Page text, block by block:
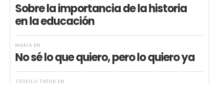
Sobre la importancia de la historia
en la educación
MARIA EN
No sé lo que quiero, pero lo quiero ya
TEÓFILO TAFUR EN